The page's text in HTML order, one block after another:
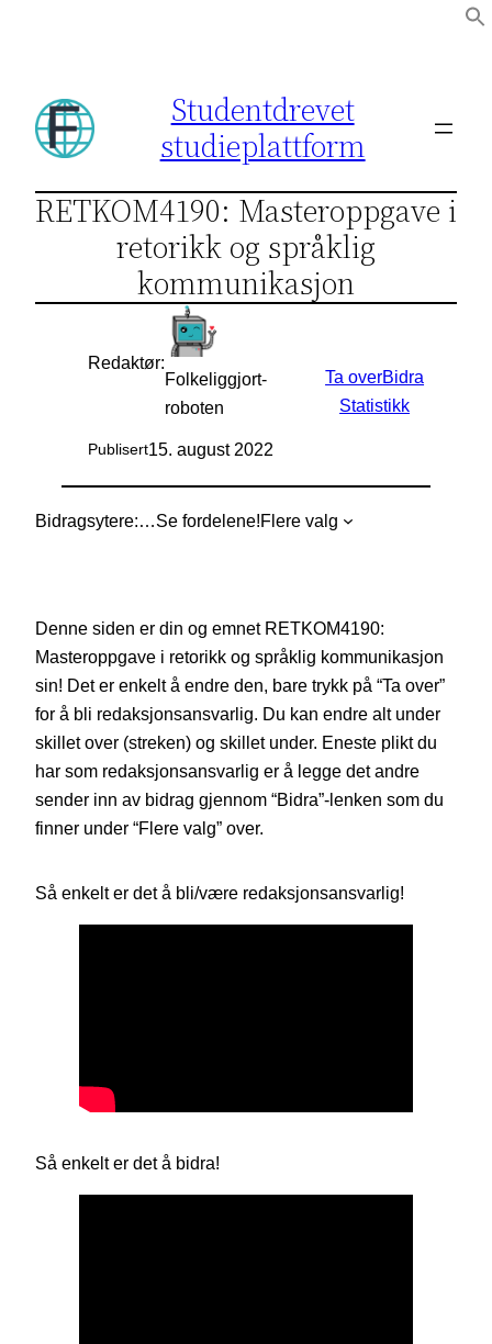
Studentdrevet
studieplattform
RETKOM4190: Masteroppgave i
retorikk og språklig
kommunikasjon
Redaktør:
Folkeliggjort-
roboten
Publisert15. august 2022
Ta overBidra
Statistikk
Bidragsytere: Se fordelene!Flere valg
Denne siden er din og emnet RETKOM4190:
Masteroppgave i retorikk og språklig kommunikasjon
sin! Det er enkelt å endre den, bare trykk på “Ta over”
for å bli redaksjonsansvarlig. Du kan endre alt under
skillet over (streken) og skillet under. Eneste plikt du
har som redaksjonsansvarlig er å legge det andre
sender inn av bidrag gjennom “Bidra”-lenken som du
finner under “Flere valg” over.
Så enkelt er det å bli/være redaksjonsansvarlig!
Så enkelt er det å bidra!